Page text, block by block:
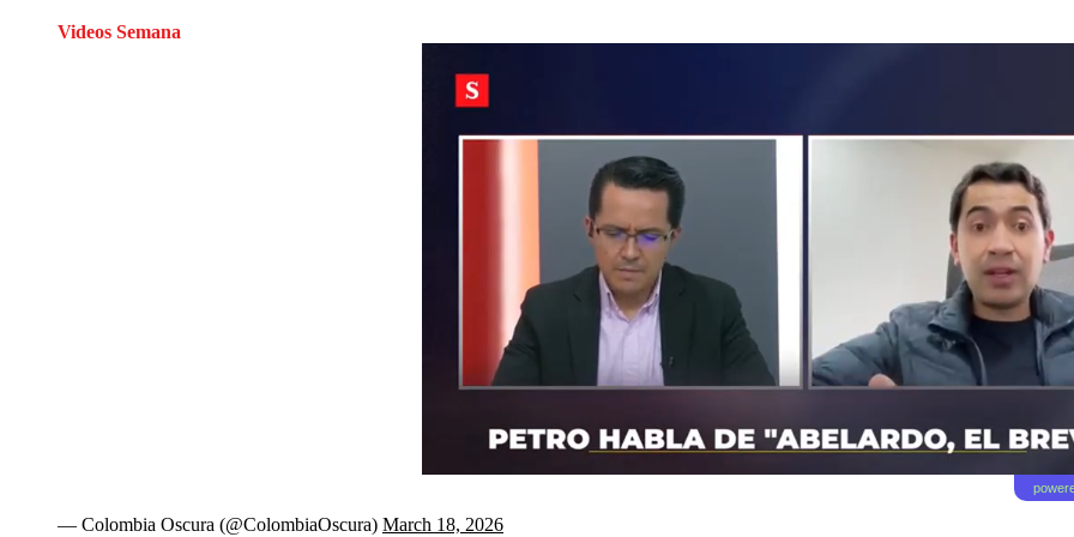
Videos Semana
— Colombia Oscura (@ColombiaOscura) March 18, 2026